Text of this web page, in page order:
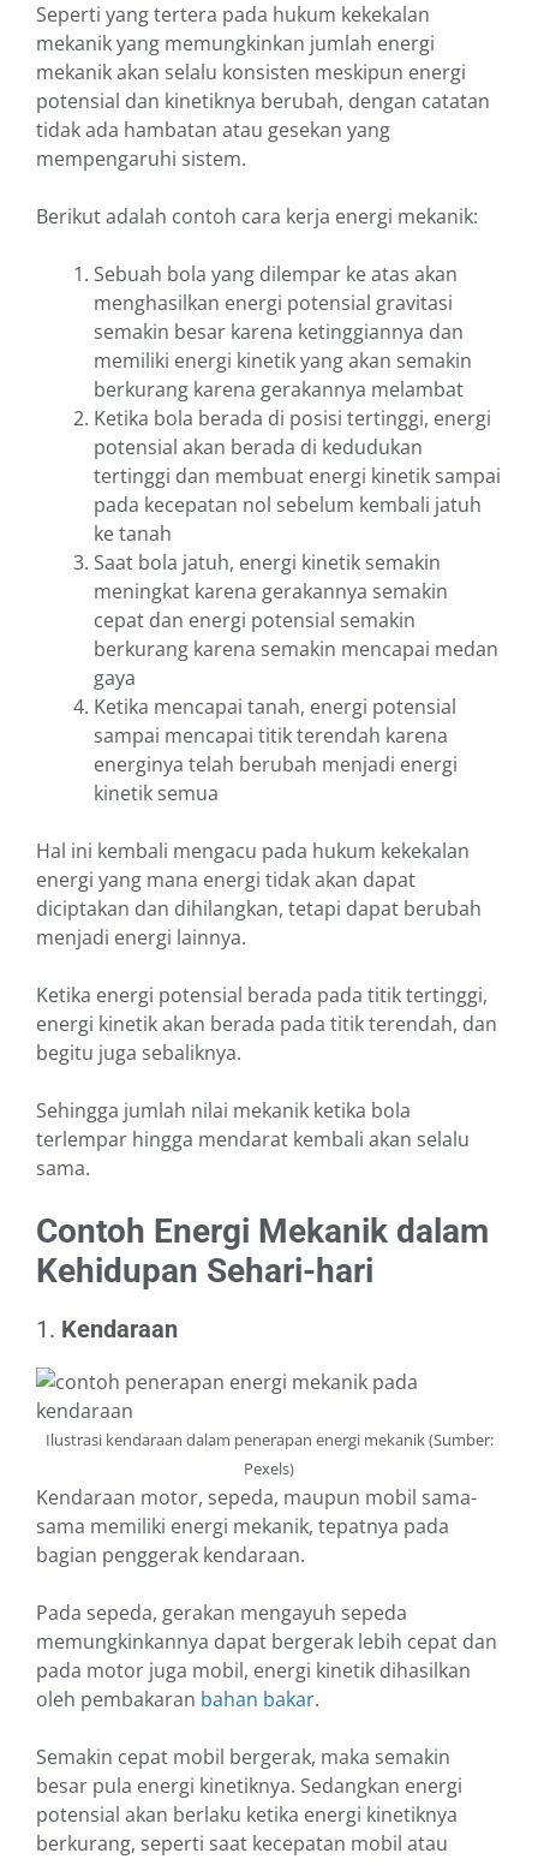
Seperti yang tertera pada hukum kekekalan
mekanik yang memungkinkan jumlah energi
mekanik akan selalu konsisten meskipun energi
potensial dan kinetiknya berubah, dengan catatan
tidak ada hambatan atau gesekan yang
mempengaruhi sistem.
Berikut adalah contoh cara kerja energi mekanik:
Sebuah bola yang dilempar ke atas akan
menghasilkan energi potensial gravitasi
semakin besar karena ketinggiannya dan
memiliki energi kinetik yang akan semakin
berkurang karena gerakannya melambat
Ketika bola berada di posisi tertinggi, energi
potensial akan berada di kedudukan
tertinggi dan membuat energi kinetik sampai
pada kecepatan nol sebelum kembali jatuh
ke tanah
Saat bola jatuh, energi kinetik semakin
meningkat karena gerakannya semakin
cepat dan energi potensial semakin
berkurang karena semakin mencapai medan
gaya
Ketika mencapai tanah, energi potensial
sampai mencapai titik terendah karena
energinya telah berubah menjadi energi
kinetik semua
Hal ini kembali mengacu pada hukum kekekalan
energi yang mana energi tidak akan dapat
diciptakan dan dihilangkan, tetapi dapat berubah
menjadi energi lainnya.
Ketika energi potensial berada pada titik tertinggi,
energi kinetik akan berada pada titik terendah, dan
begitu juga sebaliknya.
Sehingga jumlah nilai mekanik ketika bola
terlempar hingga mendarat kembali akan selalu
sama.
Contoh Energi Mekanik dalam
Kehidupan Sehari-hari
1. Kendaraan
Ilustrasi kendaraan dalam penerapan energi mekanik (Sumber:
Pexels)
Kendaraan motor, sepeda, maupun mobil sama-
sama memiliki energi mekanik, tepatnya pada
bagian penggerak kendaraan.
Pada sepeda, gerakan mengayuh sepeda
memungkinkannya dapat bergerak lebih cepat dan
pada motor juga mobil, energi kinetik dihasilkan
oleh pembakaran bahan bakar.
Semakin cepat mobil bergerak, maka semakin
besar pula energi kinetiknya. Sedangkan energi
potensial akan berlaku ketika energi kinetiknya
berkurang, seperti saat kecepatan mobil atau